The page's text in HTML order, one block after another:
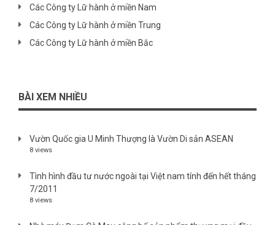
Các Công ty Lữ hành ở miền Nam
Các Công ty Lữ hành ở miền Trung
Các Công ty Lữ hành ở miền Bắc
BÀI XEM NHIỀU
Vườn Quốc gia U Minh Thượng là Vườn Di sản ASEAN
8 views
Tình hình đầu tư nước ngoài tại Việt nam tính đến hết tháng
7/2011
8 views